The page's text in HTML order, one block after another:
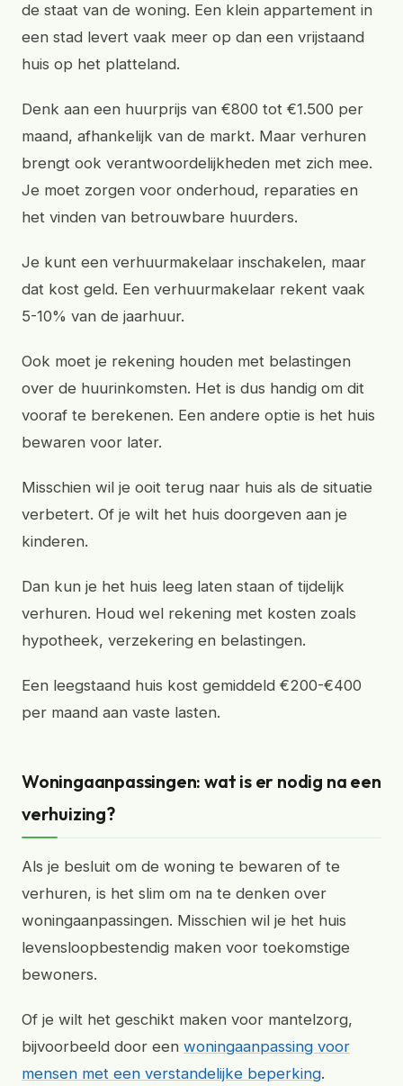
de staat van de woning. Een klein appartement in
een stad levert vaak meer op dan een vrijstaand
huis op het platteland.
Denk aan een huurprijs van €800 tot €1.500 per
maand, afhankelijk van de markt. Maar verhuren
brengt ook verantwoordelijkheden met zich mee.
Je moet zorgen voor onderhoud, reparaties en
het vinden van betrouwbare huurders.
Je kunt een verhuurmakelaar inschakelen, maar
dat kost geld. Een verhuurmakelaar rekent vaak
5-10% van de jaarhuur.
Ook moet je rekening houden met belastingen
over de huurinkomsten. Het is dus handig om dit
vooraf te berekenen. Een andere optie is het huis
bewaren voor later.
Misschien wil je ooit terug naar huis als de situatie
verbetert. Of je wilt het huis doorgeven aan je
kinderen.
Dan kun je het huis leeg laten staan of tijdelijk
verhuren. Houd wel rekening met kosten zoals
hypotheek, verzekering en belastingen.
Een leegstaand huis kost gemiddeld €200-€400
per maand aan vaste lasten.
Woningaanpassingen: wat is er nodig na een
verhuizing?
Als je besluit om de woning te bewaren of te
verhuren, is het slim om na te denken over
woningaanpassingen. Misschien wil je het huis
levensloopbestendig maken voor toekomstige
bewoners.
Of je wilt het geschikt maken voor mantelzorg,
bijvoorbeeld door een woningaanpassing voor
mensen met een verstandelijke beperking.